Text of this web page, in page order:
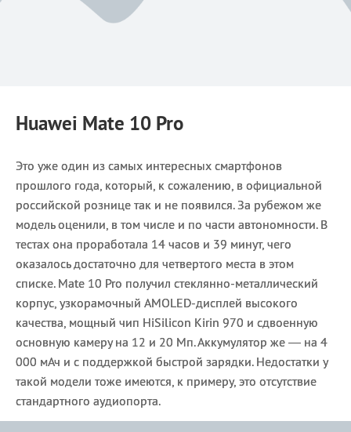
Huawei Mate 10 Pro
Это уже один из самых интересных смартфонов
прошлого года, который, к сожалению, в официальной
российской рознице так и не появился. За рубежом же
модель оценили, в том числе и по части автономности. В
тестах она проработала 14 часов и 39 минут, чего
оказалось достаточно для четвертого места в этом
списке. Mate 10 Pro получил стеклянно-металлический
корпус, узкорамочный AMOLED-дисплей высокого
качества, мощный чип HiSilicon Kirin 970 и сдвоенную
основную камеру на 12 и 20 Мп. Аккумулятор же — на 4
000 мАч и с поддержкой быстрой зарядки. Недостатки у
такой модели тоже имеются, к примеру, это отсутствие
стандартного аудиопорта.